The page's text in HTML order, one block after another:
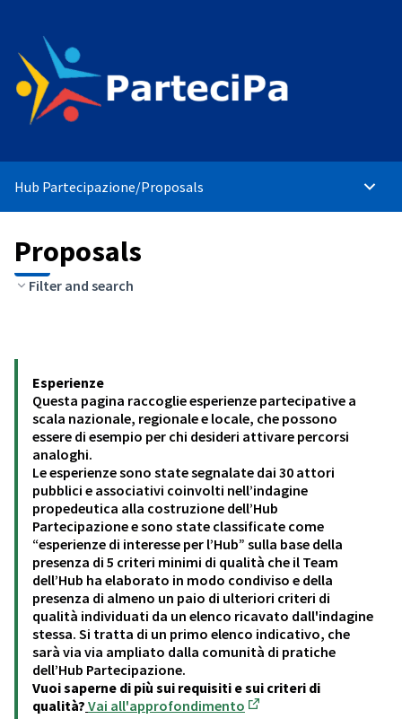
Hub Partecipazione/Proposals Main
Proposals
Filter and search
Esperienze
Questa pagina raccoglie esperienze partecipative a
scala nazionale, regionale e locale, che possono
essere di esempio per chi desideri attivare percorsi
analoghi.
Le esperienze sono state segnalate dai 30 attori
pubblici e associativi coinvolti nell’indagine
propedeutica alla costruzione dell’Hub
Partecipazione e sono state classificate come
“esperienze di interesse per l’Hub” sulla base della
presenza di 5 criteri minimi di qualità che il Team
dell’Hub ha elaborato in modo condiviso e della
presenza di almeno un paio di ulteriori criteri di
qualità individuati da un elenco ricavato dall'indagine
stessa. Si tratta di un primo elenco indicativo, che
sarà via via ampliato dalla comunità di pratiche
dell’Hub Partecipazione.
Vuoi saperne di più sui requisiti e sui criteri di
qualità? Vai all'approfondimento